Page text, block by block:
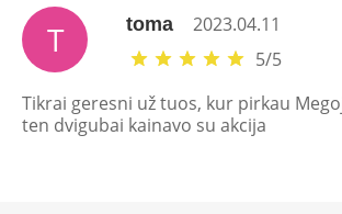
T toma
2023.04.11
5/5
Tikrai geresni už tuos, kur pirkau
ten dvigubai kainavo su akcija